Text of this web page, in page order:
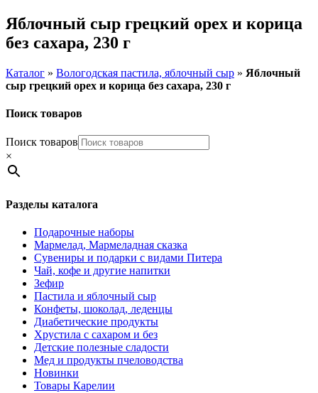
Яблочный сыр грецкий орех и корица
без сахара, 230 г
Каталог » Вологодская пастила, яблочный сыр » Яблочный
сыр грецкий орех и корица без сахара, 230 г
Поиск товаров
Поиск товаров
×
Разделы каталога
Подарочные наборы
Мармелад, Мармеладная сказка
Сувениры и подарки с видами Питера
Чай, кофе и другие напитки
Зефир
Пастила и яблочный сыр
Конфеты, шоколад, леденцы
Диабетические продукты
Хрустила с сахаром и без
Детские полезные сладости
Мед и продукты пчеловодства
Новинки
Товары Карелии